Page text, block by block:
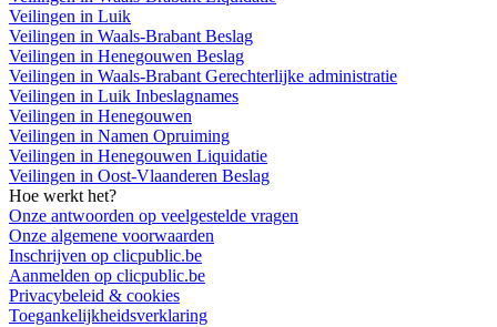
Veilingen in Luik
Veilingen in Waals-Brabant Beslag
Veilingen in Henegouwen Beslag
Veilingen in Waals-Brabant Gerechterlijke administratie
Veilingen in Luik Inbeslagnames
Veilingen in Henegouwen
Veilingen in Namen Opruiming
Veilingen in Henegouwen Liquidatie
Veilingen in Oost-Vlaanderen Beslag
Hoe werkt het?
Onze antwoorden op veelgestelde vragen
Onze algemene voorwaarden
Inschrijven op clicpublic.be
Aanmelden op clicpublic.be
Privacybeleid & cookies
Toegankelijkheidsverklaring